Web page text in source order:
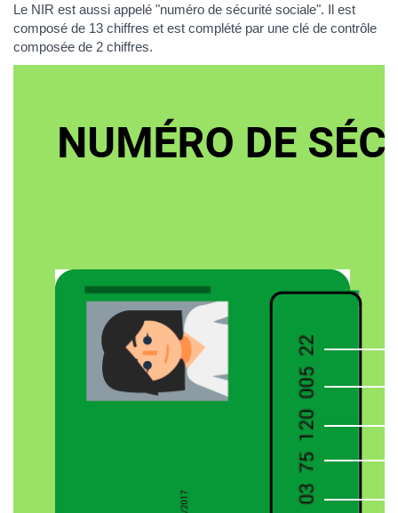
Le NIR est aussi appelé "numéro de sécurité sociale". Il est
composé de 13 chiffres et est complété par une clé de contrôle
composée de 2 chiffres.